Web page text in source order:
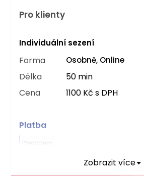
Pro klienty
Individuální sezení
Forma Osobně, Online
Délka
50 min
Cena
1100 Kč s DPH
Platba
Převodem
Zobrazit více